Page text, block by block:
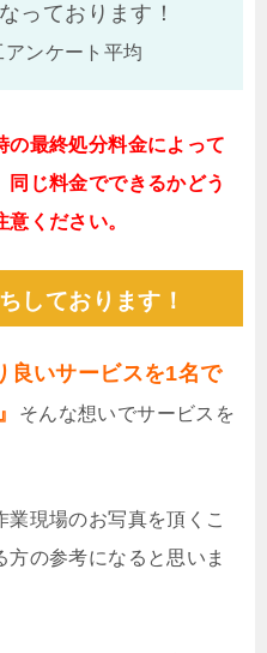
っております！
ンケート平均
最終処分料金によって
じ料金でできるかどう
ください。
しております！
良いサービスを1名で
そんな想いでサービスを
現場のお写真を頂くこ
の参考になると思いま